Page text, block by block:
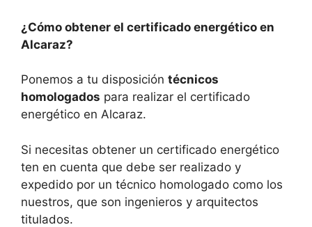
¿Cómo obtener el certificado energético en
Alcaraz?
Ponemos a tu disposición técnicos
homologados para realizar el certificado
energético en Alcaraz.
Si necesitas obtener un certificado energético
ten en cuenta que debe ser realizado y
expedido por un técnico homologado como los
nuestros, que son ingenieros y arquitectos
titulados.